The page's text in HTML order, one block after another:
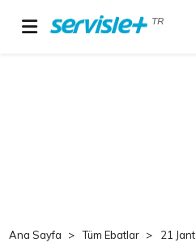
TR
Ana Sayfa Tüm Ebatlar 21 Jant